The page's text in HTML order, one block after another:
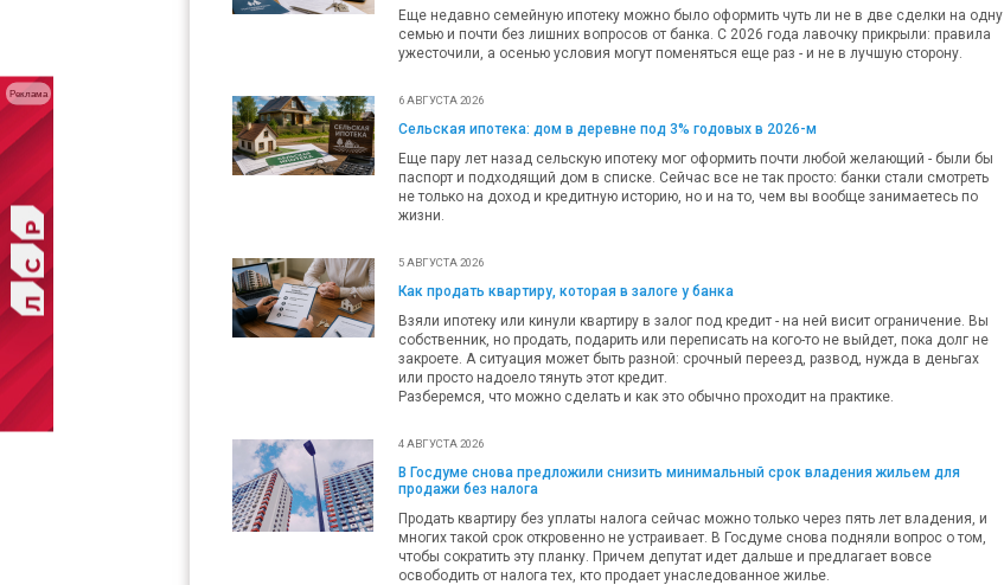
Еще недавно семейную ипотеку можно было оформить чуть ли не в две сделки на одну
семью и почти без лишних вопросов от банка. С 2026 года лавочку прикрыли: правила
ужесточили, а осенью условия могут поменяться еще раз - и не в лучшую сторону.
6 АВГУСТА 2026
Сельская ипотека: дом в деревне под 3% годовых в 2026-м
Еще пару лет назад сельскую ипотеку мог оформить почти любой желающий - были бы
паспорт и подходящий дом в списке. Сейчас все не так просто: банки стали смотреть
не только на доход и кредитную историю, но и на то, чем вы вообще занимаетесь по
жизни.
5 АВГУСТА 2026
Как продать квартиру, которая в залоге у банка
Взяли ипотеку или кинули квартиру в залог под кредит - на ней висит ограничение. Вы
собственник, но продать, подарить или переписать на кого-то не выйдет, пока долг не
закроете. А ситуация может быть разной: срочный переезд, развод, нужда в деньгах
или просто надоело тянуть этот кредит.
Разберемся, что можно сделать и как это обычно проходит на практике.
4 АВГУСТА 2026
В Госдуме снова предложили снизить минимальный срок владения жильем для
продажи без налога
Продать квартиру без уплаты налога сейчас можно только через пять лет владения, и
многих такой срок откровенно не устраивает. В Госдуме снова подняли вопрос о том,
чтобы сократить эту планку. Причем депутат идет дальше и предлагает вовсе
освободить от налога тех, кто продает унаследованное жилье.
Реклама